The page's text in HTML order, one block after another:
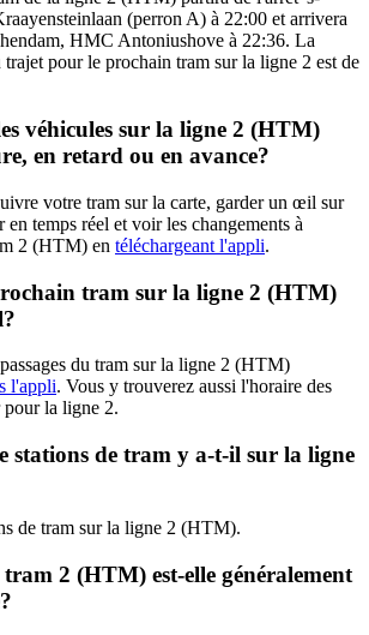
(perron A) à 22:00 et arrivera
HMC Antoniushove à 22:36. La
trajet pour le prochain tram sur la ligne 2 est de
véhicules sur la ligne 2 (HTM)
en retard ou en avance?
votre tram sur la carte, garder un œil sur
en temps réel et voir les changements à
2 (HTM) en téléchargeant l'appli.
tram sur la ligne 2 (HTM)
du tram sur la ligne 2 (HTM)
l'appli. Vous y trouverez aussi l'horaire des
pour la ligne 2.
stations de tram y a-t-il sur la ligne
de tram sur la ligne 2 (HTM).
2 (HTM) est-elle généralement